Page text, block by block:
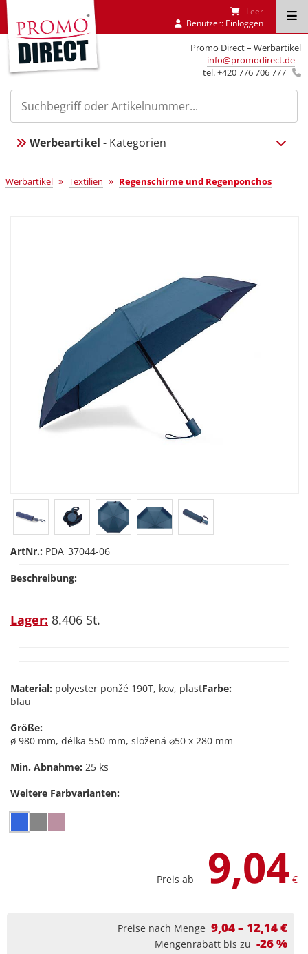
Promo Direct – Werbartikel
info@promodirect.de
tel. +420 776 706 777
Leer
Benutzer: Einloggen
Werbeartikel - Kategorien
Werbartikel » Textilien » Regenschirme und Regenponchos
ArtNr.: PDA_37044-06
Beschreibung:
Lager: 8.406 St.
Material: polyester ponžé 190T, kov, plastFarbe:
blau
Größe:
ø 980 mm, délka 550 mm, složená ⌀50 x 280 mm
Min. Abnahme: 25 ks
Weitere Farbvarianten:
Preis ab 9,04 €
Preise nach Menge 9,04 – 12,14 €
Mengenrabatt bis zu -26 %